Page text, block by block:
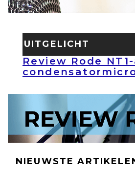
UITGELICHT
Review Rode NT1-
NIEUWSTE